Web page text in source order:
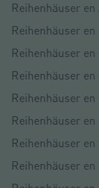
Reihenhäuser en
Reihenhäuser en
Reihenhäuser en
Reihenhäuser en
Reihenhäuser en
Reihenhäuser
Reihenhäuser
Reihenhäuser